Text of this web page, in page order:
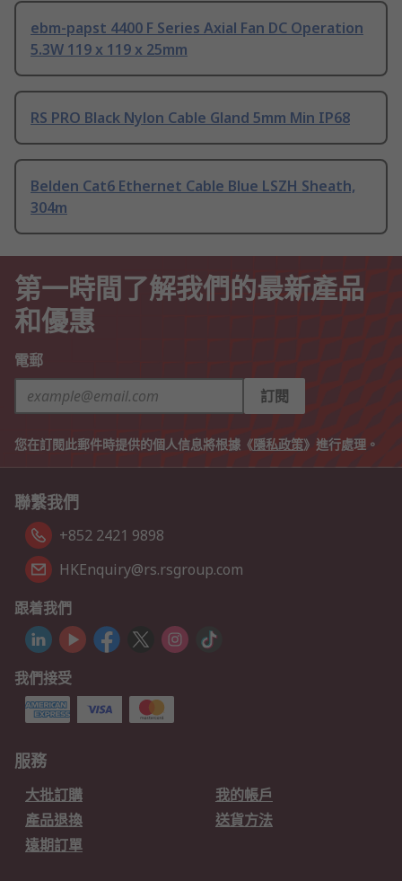
ebm-papst 4400 F Series Axial Fan DC Operation
5.3W 119 x 119 x 25mm
RS PRO Black Nylon Cable Gland 5mm Min IP68
Belden Cat6 Ethernet Cable Blue LSZH Sheath,
304m
第一時間了解我們的最新產品
和優惠
電郵
訂閱
您在訂閱此郵件時提供的個人信息將根據《隱私政策》進行處理。
聯繫我們
+852 2421 9898
HKEnquiry@rs.rsgroup.com
跟着我們
我們接受
服務
大批訂購
我的帳戶
產品退換
送貨方法
遠期訂單